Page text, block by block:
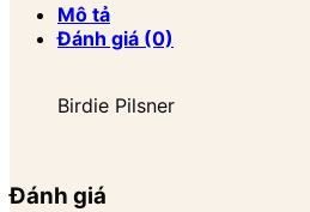
Mô tả
Đánh giá (0)
Birdie Pilsner
Đánh giá